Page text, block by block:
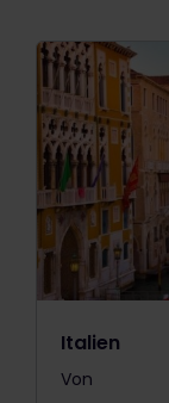
Italien
Von